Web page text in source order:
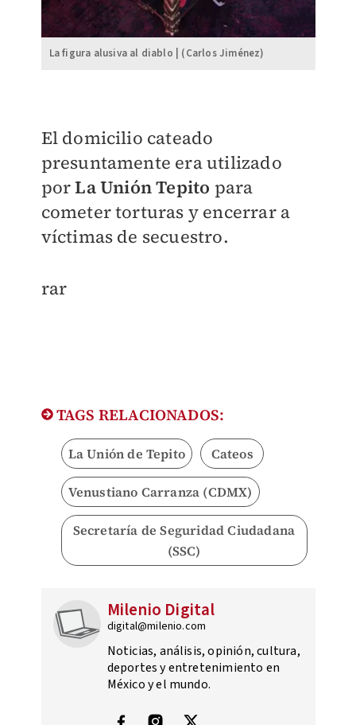
La figura alusiva al diablo | (Carlos Jiménez)
El domicilio cateado
presuntamente era utilizado
porLa Unión Tepito para
cometer torturas y encerrar a
víctimas de secuestro.
rar
TAGS RELACIONADOS:
La Unión de Tepito Cateos
Venustiano Carranza (CDMX)
Secretaría de Seguridad Ciudadana
(SSC)
Milenio Digital
digital@milenio.com
Noticias, análisis, opinión, cultura,
deportes y entretenimiento en
México y el mundo.